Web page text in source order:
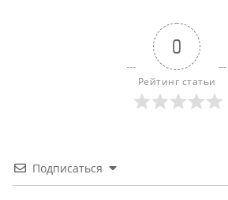
0
Рейтинг статьи
Подписаться